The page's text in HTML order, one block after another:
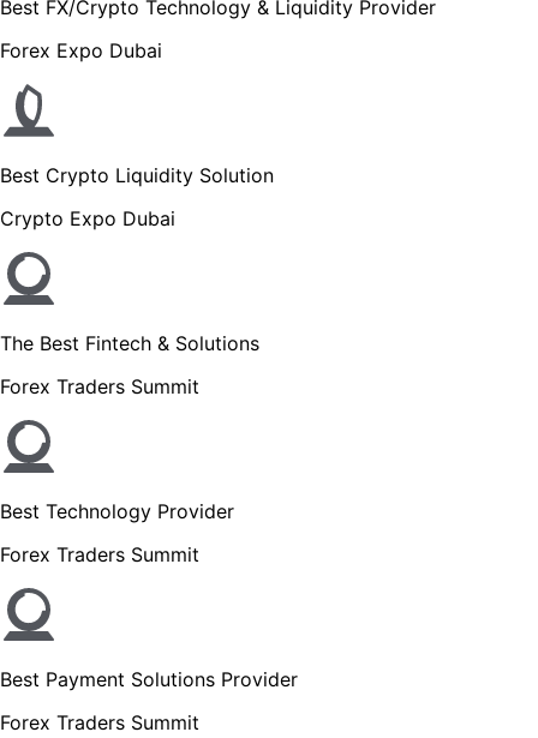
Best FX/Crypto Technology & Liquidity Provider
Forex Expo Dubai
Best Crypto Liquidity Solution
Crypto Expo Dubai
The Best Fintech & Solutions
Forex Traders Summit
Best Technology Provider
Forex Traders Summit
Best Payment Solutions Provider
Forex Traders Summit